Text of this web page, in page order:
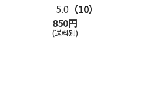
5.0 （10）
850円
(送料別)